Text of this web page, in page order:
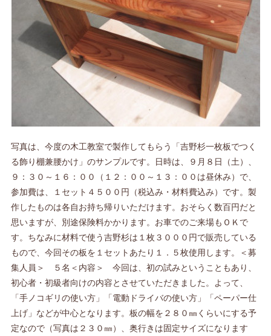
写真は、今度の木工教室で製作してもらう「吉野杉一枚板でつく
る飾り棚兼腰かけ」のサンプルです。日時は、９月８日（土）、
９：３０～１６：００（１２：００～１３：００は昼休み）で、
参加費は、１セット４５００円（税込み・材料費込み）です。製
作したものは各自お持ち帰りいただけます。おそらく数百円だと
思いますが、別途保険料かかります。お車でのご来場もＯＫで
す。ちなみに材料で使う吉野杉は１枚３０００円で販売している
もので、今回その板を１セットあたり１．５枚使用します。＜募
集人員＞ ５名＜内容＞ 今回は、初の試みということもあり、
初心者・初級者向けの内容とさせていただきました。よって、
「手ノコギリの使い方」「電動ドライバの使い方」「ペーパー仕
上げ」などが中心となります。板の幅を２８０㎜くらいにする予
定なので（写真は２３０㎜）、奥行きは固定サイズになります